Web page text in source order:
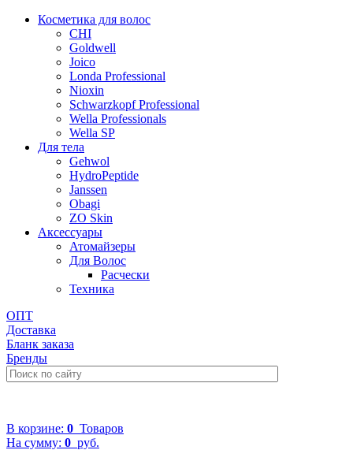
Косметика для волос
CHI
Goldwell
Joico
Londa Professional
Nioxin
Schwarzkopf Professional
Wella Professionals
Wella SP
Для тела
Gehwol
HydroPeptide
Janssen
Obagi
ZO Skin
Aксессуары
Атомайзеры
Для Волос
Расчески
Техника
ОПТ
Доставка
Бланк заказа
Бренды
В корзине: 0 Товаров
На сумму: 0 руб.